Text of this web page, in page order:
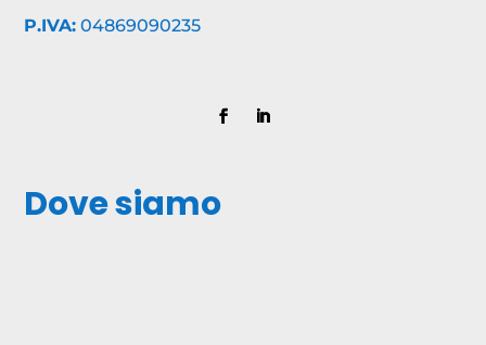
P.IVA: 04869090235
Dove siamo